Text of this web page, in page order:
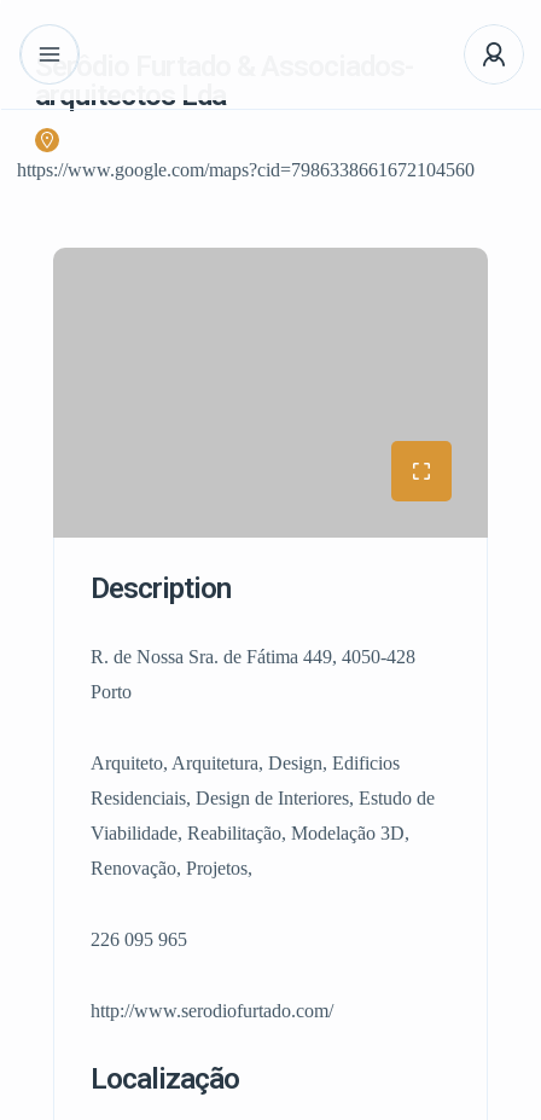
Serôdio Furtado & Associados-
arquitectos Lda
https://www.google.com/maps?cid=7986338661672104560
Description
R. de Nossa Sra. de Fátima 449, 4050-428
Porto
Arquiteto, Arquitetura, Design, Edificios
Residenciais, Design de Interiores, Estudo de
Viabilidade, Reabilitação, Modelação 3D,
Renovação, Projetos,
226 095 965
http://www.serodiofurtado.com/
Localização